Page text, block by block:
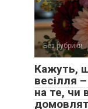
Без рубрики
Кажуть,
весілля
на те, чи